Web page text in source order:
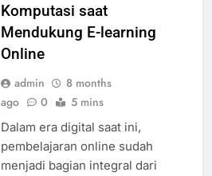
Komputasi saat
Mendukung E-learning
Online
admin
8 months
ago
0 5 mins
Dalam era digital saat ini,
pembelajaran online sudah
menjadi bagian integral dari